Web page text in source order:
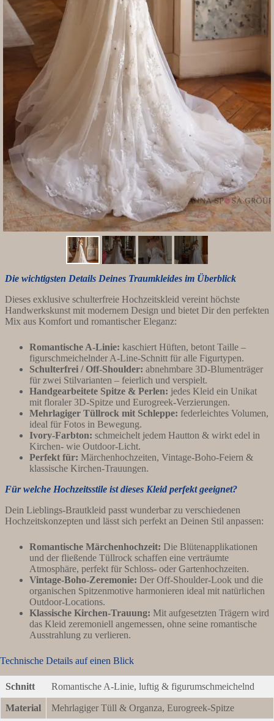
Die wichtigsten Details Deines Traumkleides im Überblick
Dieses exklusive schulterfreie Hochzeitskleid vereint höchste
Handwerkskunst mit modernem Design und bietet Dir den perfekten
Mix aus Komfort und romantischer Eleganz:
Romantische A-Linie: kaschiert Hüften, betont Taille –
figurschmeichelnder A-Line-Schnitt für alle Figurtypen.
Schulterfrei / Off-Shoulder: abnehmbare 3D-Blumenträger
für zwei Stilvarianten – feierlich und verspielt.
Handgearbeitete Spitze & Perlen: jedes Kleid ein Unikat
mit floraler 3D-Spitze und Eurogreek-Verzierungen.
Mehrlagiger Tüllrock mit Schleppe: federleichtes Volumen,
ideal für Fotos in Bewegung.
Ivory-Farbton: schmeichelt jedem Hautton & wirkt edel in
Kirchen- wie Outdoor-Licht.
Perfekt für: Märchenhochzeiten, Vintage-Boho-Feiern &
klassische Kirchen-Trauungen.
Für welche Hochzeitsstile ist dieses Kleid perfekt geeignet?
Dein Lieblings-Brautkleid passt wunderbar zu verschiedenen
Hochzeitskonzepten und lässt sich perfekt an Deinen Stil anpassen:
Romantische Märchenhochzeit: Die Blütenapplikationen
und der fließende Tüllrock schaffen eine verträumte
Atmosphäre, perfekt für Schloss- oder Gartenhochzeiten.
Vintage-Boho-Zeremonie: Der Off-Shoulder-Look und die
organischen Spitzenmotive harmonieren ideal mit natürlichen
Outdoor-Locations.
Klassische Kirchen-Trauung: Mit aufgesetzten Trägern wird
das Kleid zeremoniell angemessen, ohne seine romantische
Ausstrahlung zu verlieren.
Technische Details auf einen Blick
Schnitt Romantische A-Linie, luftig & figurumschmeichelnd
Material Mehrlagiger Tüll & Organza, Eurogreek-Spitze